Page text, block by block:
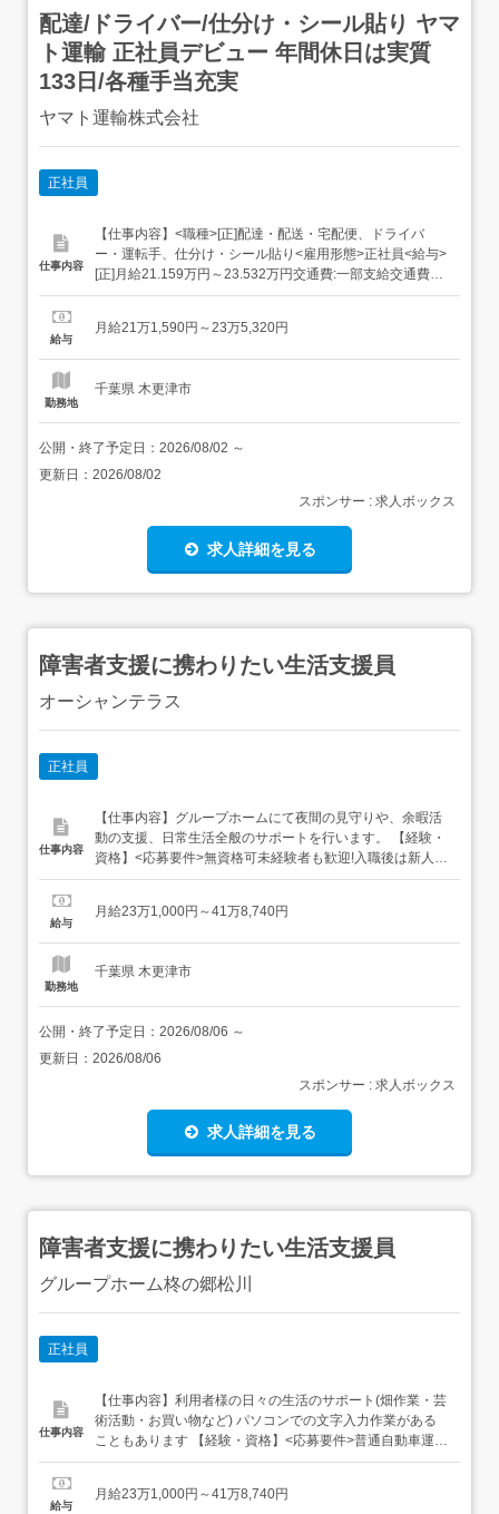
配達/ドライバー/仕分け・シール貼り ヤマ
ト運輸 正社員デビュー 年間休日は実質
133日/各種手当充実
ヤマト運輸株式会社
正社員
仕事内容
【仕事内容】<職種>[正]配達・配送・宅配便、ドライバ
ー・運転手、仕分け・シール貼り<雇用形態>正社員<給与>
[正]月給21.159万円～23.532万円交通費:一部支給交通費
(月上限5万円)昇給年1回賞与年2回(7月/12月 賞与4.5ヶ月実
デル月収・年収<千葉市内勤務>30歳/残業25H/扶養家...
給与
月給21万1,590円～23万5,320円
勤務地
千葉県 木更津市
公開・終了予定日： 2026/08/02 ～
更新日： 2026/08/02
スポンサー : 求人ボックス
求人詳細を見る
障害者支援に携わりたい生活支援員
オーシャンテラス
正社員
仕事内容
【仕事内容】グループホームにて夜間の見守りや、余暇活
動の支援、日常生活全般のサポートを行います。 【経験・
資格】<応募要件>無資格可未経験者も歓迎!入職後は新人研
修とOJT、フォローアップ面談で安心して働くことができ
給与内訳・基本給 190,000円・処遇改善 41,000円～夜勤手
給与
月給23万1,000円～41万8,740円
勤務地
千葉県 木更津市
公開・終了予定日： 2026/08/06 ～
更新日： 2026/08/06
スポンサー : 求人ボックス
求人詳細を見る
障害者支援に携わりたい生活支援員
グループホーム柊の郷松川
正社員
仕事内容
【仕事内容】利用者様の日々の生活のサポート(畑作業・芸
術活動・お買い物など) パソコンでの文字入力作業がある
こともあります 【経験・資格】<応募要件>普通自動車運転
免許(AT限定可)18歳以上(深夜業務があるため) 経験・学歴
給与内訳・基本給 190,000円・処遇改善 41,000円夜勤手当
給与
月給23万1,000円～41万8,740円